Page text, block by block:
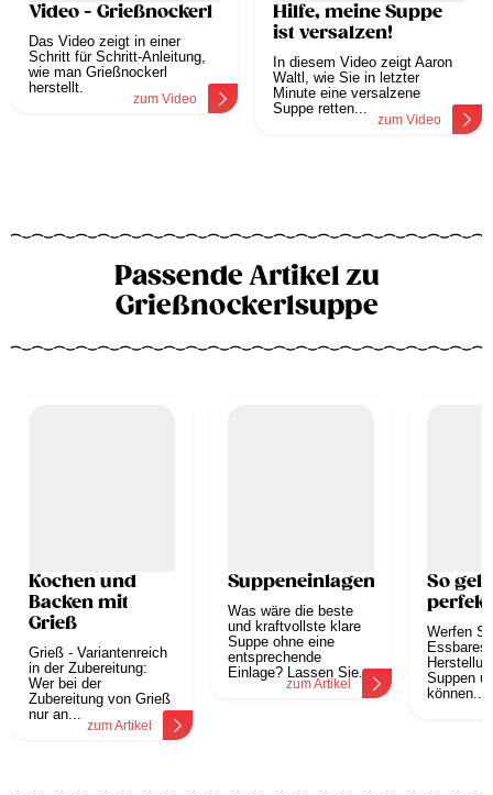
Video - Grießnockerl
Das Video zeigt in einer
Schritt für Schritt-Anleitung,
wie man Grießnockerl
herstellt.
zum Video
Hilfe, meine Suppe
ist versalzen!
In diesem Video zeigt Aaron
Waltl, wie Sie in letzter
Minute eine versalzene
Suppe retten...
zum Video
Passende Artikel zu
Grießnockerlsuppe
Kochen und
Backen mit
Grieß
Grieß - Variantenreich
in der Zubereitung:
Wer bei der
Zubereitung von Grieß
nur an...
zum Artikel
Suppeneinlagen
Was wäre die beste
und kraftvollste klare
Suppe ohne eine
entsprechende
Einlage? Lassen Sie...
zum Artikel
So
Werfen
Essbares
Suppen
können...